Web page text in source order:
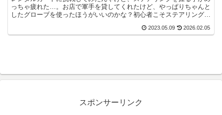
っちゃ疲れた…。お店で軍手を貸してくれたけど、やっぱりちゃんと
したグローブを使ったほうがいいのかな？初心者こそステアリングを
2023.05.09 2026.02.05
スポンサーリンク